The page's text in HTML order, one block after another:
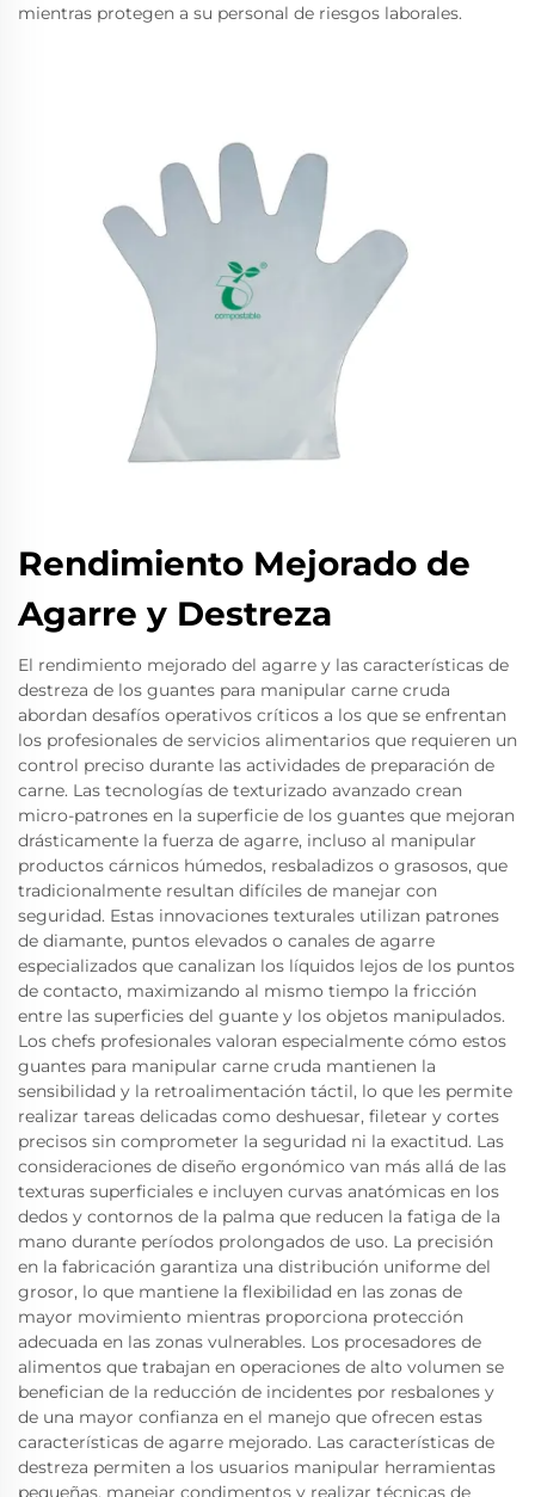
mientras protegen a su personal de riesgos laborales.
Rendimiento Mejorado de
Agarre y Destreza
El rendimiento mejorado del agarre y las características de
destreza de los guantes para manipular carne cruda
abordan desafíos operativos críticos a los que se enfrentan
los profesionales de servicios alimentarios que requieren un
control preciso durante las actividades de preparación de
carne. Las tecnologías de texturizado avanzado crean
micro-patrones en la superficie de los guantes que mejoran
drásticamente la fuerza de agarre, incluso al manipular
productos cárnicos húmedos, resbaladizos o grasosos, que
tradicionalmente resultan difíciles de manejar con
seguridad. Estas innovaciones texturales utilizan patrones
de diamante, puntos elevados o canales de agarre
especializados que canalizan los líquidos lejos de los puntos
de contacto, maximizando al mismo tiempo la fricción
entre las superficies del guante y los objetos manipulados.
Los chefs profesionales valoran especialmente cómo estos
guantes para manipular carne cruda mantienen la
sensibilidad y la retroalimentación táctil, lo que les permite
realizar tareas delicadas como deshuesar, filetear y cortes
precisos sin comprometer la seguridad ni la exactitud. Las
consideraciones de diseño ergonómico van más allá de las
texturas superficiales e incluyen curvas anatómicas en los
dedos y contornos de la palma que reducen la fatiga de la
mano durante períodos prolongados de uso. La precisión
en la fabricación garantiza una distribución uniforme del
grosor, lo que mantiene la flexibilidad en las zonas de
mayor movimiento mientras proporciona protección
adecuada en las zonas vulnerables. Los procesadores de
alimentos que trabajan en operaciones de alto volumen se
benefician de la reducción de incidentes por resbalones y
de una mayor confianza en el manejo que ofrecen estas
características de agarre mejorado. Las características de
destreza permiten a los usuarios manipular herramientas
pequeñas, manejar condimentos y realizar técnicas de